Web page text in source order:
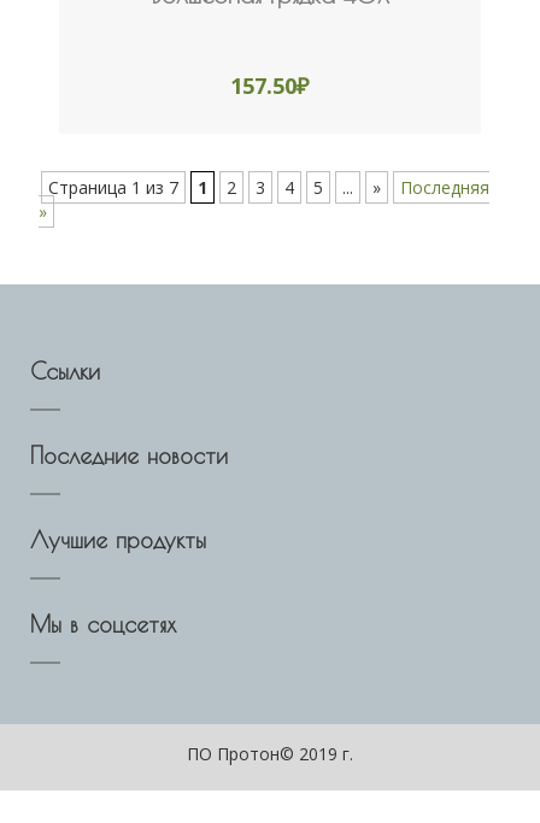
157.50₽
Страница 1 из 7 1 2 3 4 5 ... »
Последняя
»
Ссылки
Последние новости
Лучшие продукты
Мы в соцсетях
ПО Протон© 2019 г.